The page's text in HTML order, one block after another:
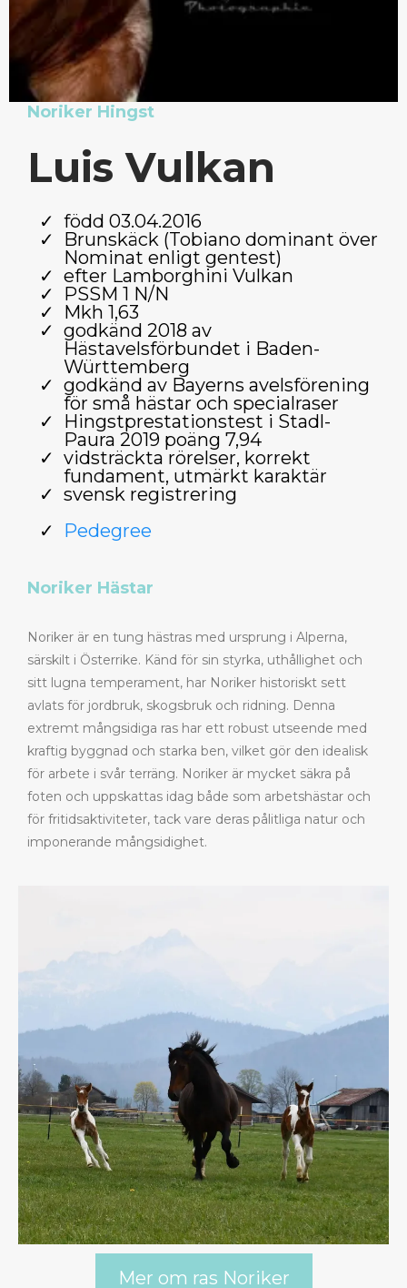
Noriker Hingst
Luis Vulkan
född 03.04.2016
Brunskäck (Tobiano dominant över
Nominat enligt gentest)
efter Lamborghini Vulkan
PSSM 1 N/N
Mkh 1,63
godkänd 2018 av
Hästavelsförbundet i Baden-
Württemberg
godkänd av Bayerns avelsförening
för små hästar och specialraser
Hingstprestationstest i Stadl-
Paura 2019 poäng 7,94
vidsträckta rörelser, korrekt
fundament, utmärkt karaktär
svensk registrering
Pedegree
Noriker Hästar
Noriker är en tung hästras med ursprung i Alperna,
särskilt i Österrike. Känd för sin styrka, uthållighet och
sitt lugna temperament, har Noriker historiskt sett
avlats för jordbruk, skogsbruk och ridning. Denna
extremt mångsidiga ras har ett robust utseende med
kraftig byggnad och starka ben, vilket gör den idealisk
för arbete i svår terräng. Noriker är mycket säkra på
foten och uppskattas idag både som arbetshästar och
för fritidsaktiviteter, tack vare deras pålitliga natur och
imponerande mångsidighet.
Mer om ras Noriker